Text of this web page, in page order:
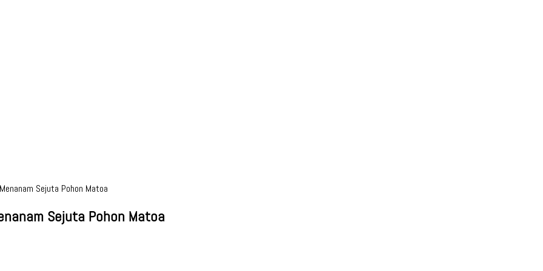
Sejuta Pohon Matoa
Sejuta Pohon Matoa